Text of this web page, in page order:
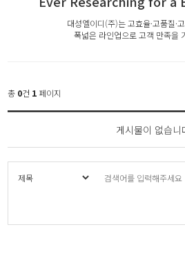
대성엘이디(주)는 고효율·고품질·
폭넓은 라인업으로 고객 만족을
총 0건 1 페이지
게시물이 없습니